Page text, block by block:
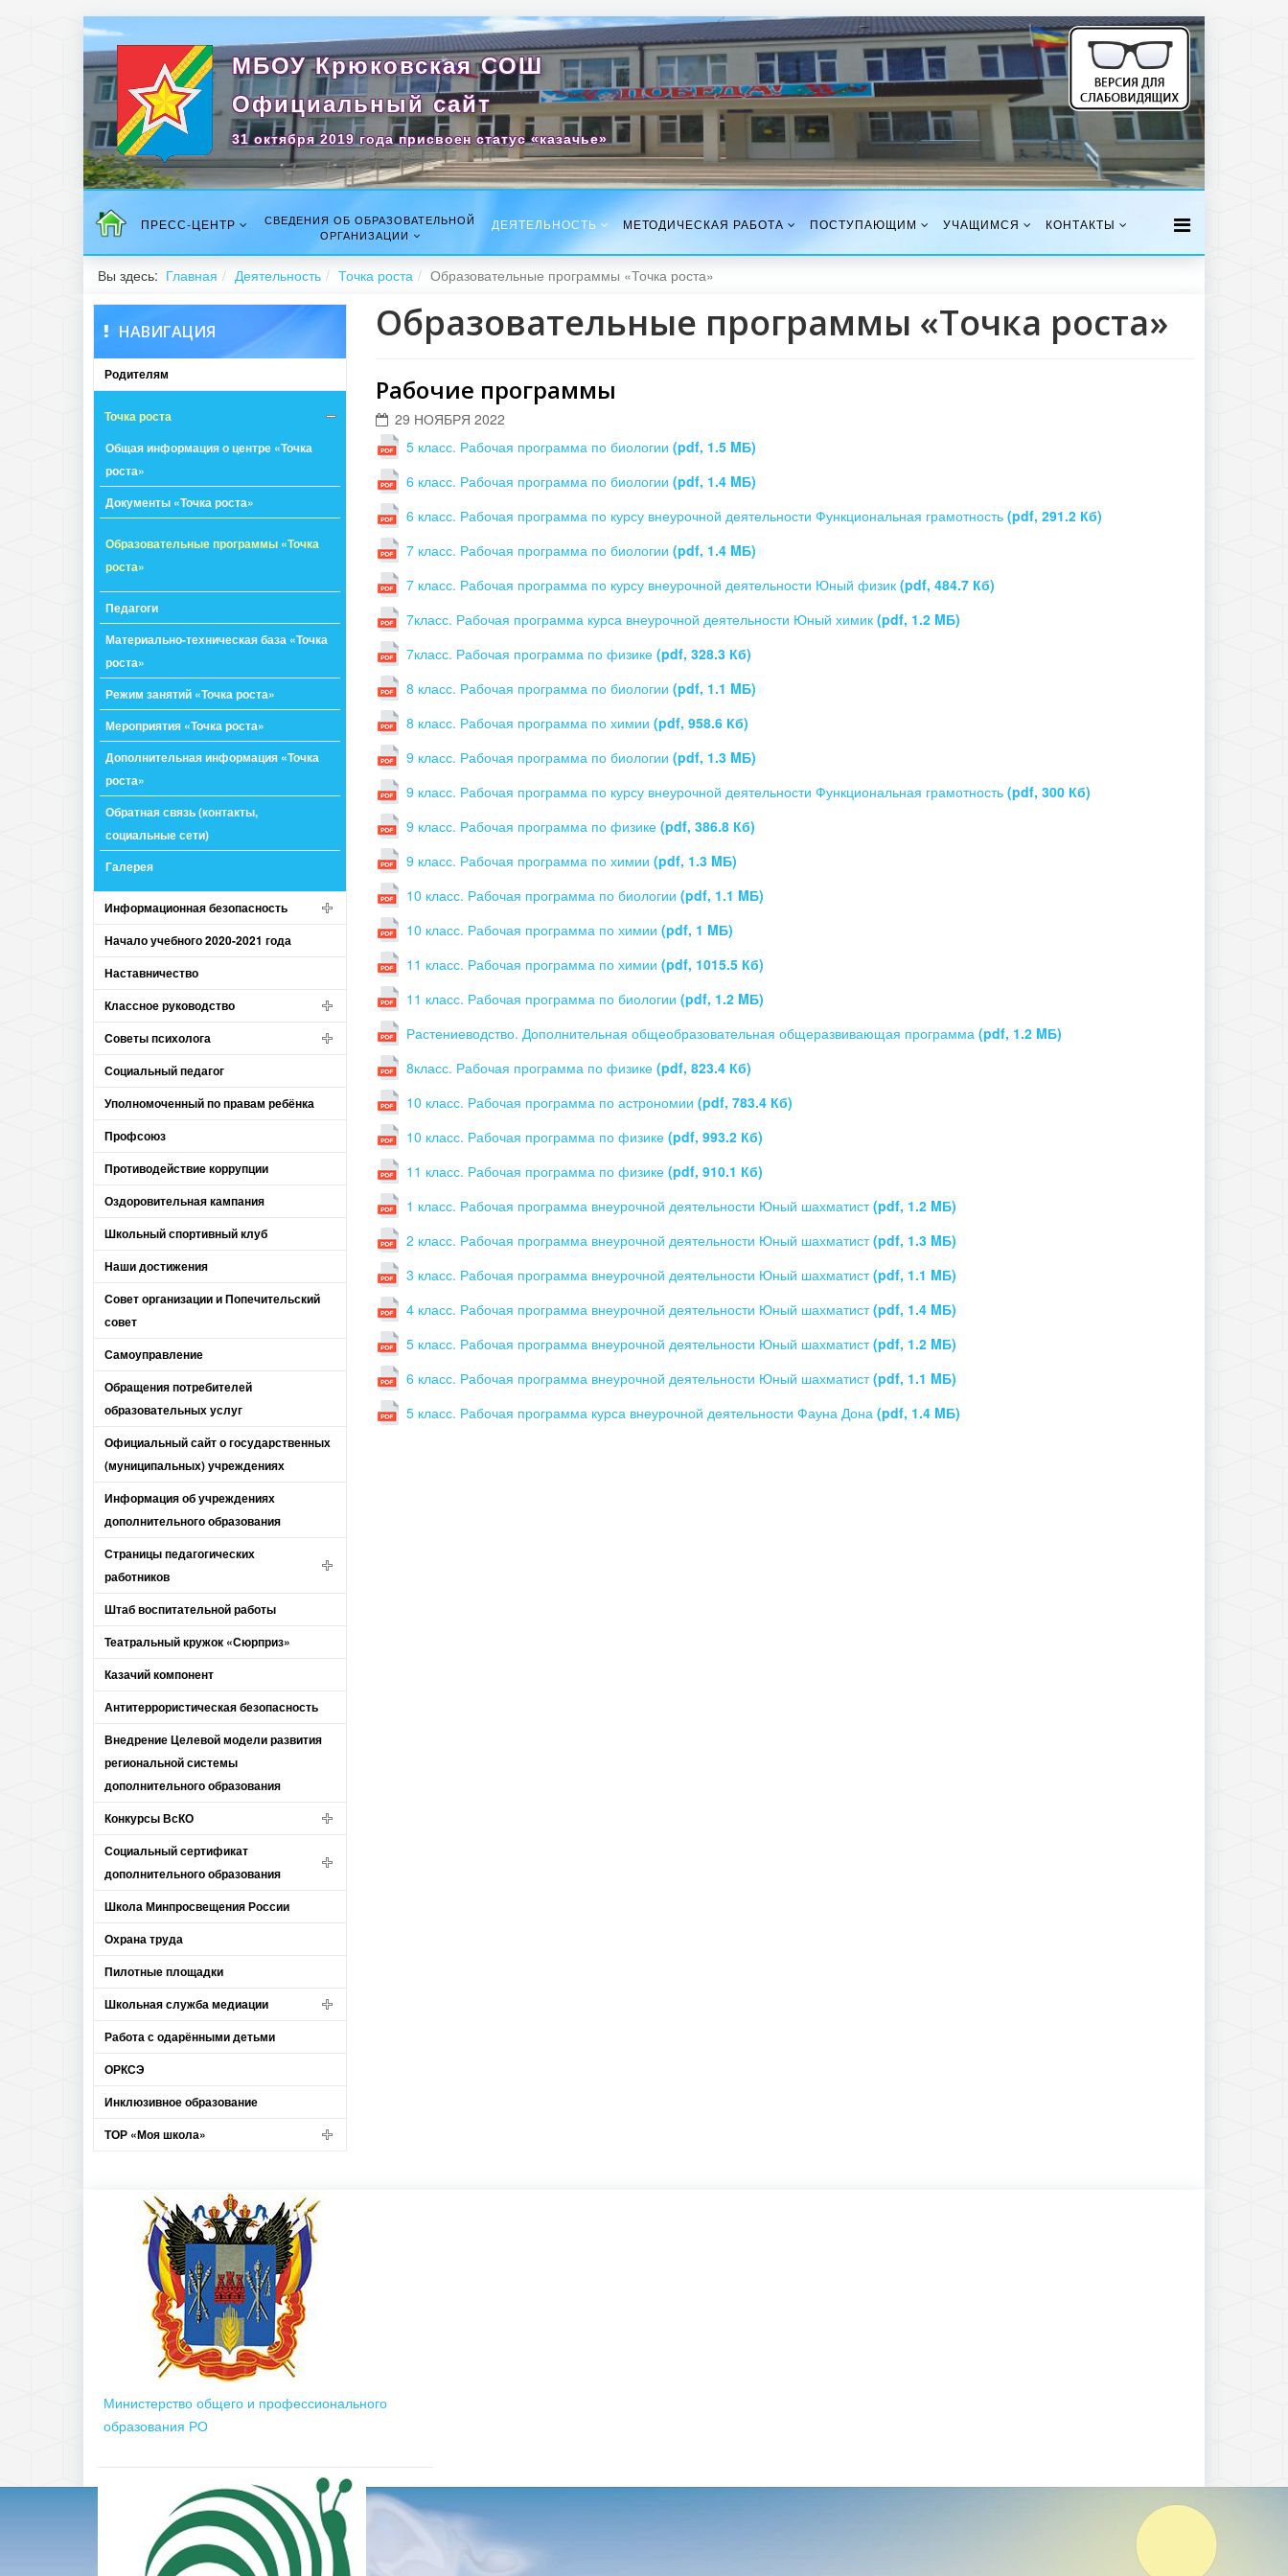
МБОУ Крюковская СОШ
Официальный сайт
31 октября 2019 года присвоен статус «казачье»
ПРЕСС-ЦЕНТР
СВЕДЕНИЯ ОБ ОБРАЗОВАТЕЛЬНОЙ
ОРГАНИЗАЦИИ
ДЕЯТЕЛЬНОСТЬ МЕТОДИЧЕСКАЯ РАБОТА ПОСТУПАЮЩИМ УЧАЩИМСЯ КОНТАКТЫ
Вы здесь: Главная Деятельность Точка роста Образовательные программы «Точка роста»
НАВИГАЦИЯ
Родителям
Точка роста
Общая информация о центре «Точка
роста»
Документы «Точка роста»
Образовательные программы «Точка
роста»
Педагоги
Материально-техническая база «Точка
роста»
Режим занятий «Точка роста»
Мероприятия «Точка роста»
Дополнительная информация «Точка
роста»
Обратная связь (контакты,
социальные сети)
Галерея
Информационная безопасность
Начало учебного 2020-2021 года
Наставничество
Классное руководство
Советы психолога
Социальный педагог
Уполномоченный по правам ребёнка
Профсоюз
Противодействие коррупции
Оздоровительная кампания
Школьный спортивный клуб
Наши достижения
Совет организации и Попечительский
совет
Самоуправление
Обращения потребителей
образовательных услуг
Официальный сайт о государственных
(муниципальных) учреждениях
Информация об учреждениях
дополнительного образования
Страницы педагогических
работников
Штаб воспитательной работы
Театральный кружок «Сюрприз»
Казачий компонент
Антитеррористическая безопасность
Внедрение Целевой модели развития
региональной системы
дополнительного образования
Конкурсы ВсКО
Социальный сертификат
дополнительного образования
Школа Минпросвещения России
Охрана труда
Пилотные площадки
Школьная служба медиации
Работа с одарёнными детьми
ОРКСЭ
Инклюзивное образование
ТОР «Моя школа»
Образовательные программы «Точка роста»
Рабочие программы
29 НОЯБРЯ 2022
5 класс. Рабочая программа по биологии (pdf, 1.5 MБ)
6 класс. Рабочая программа по биологии (pdf, 1.4 MБ)
6 класс. Рабочая программа по курсу внеурочной деятельности Функциональная грамотность (pdf, 291.2 Кб)
7 класс. Рабочая программа по биологии (pdf, 1.4 MБ)
7 класс. Рабочая программа по курсу внеурочной деятельности Юный физик (pdf, 484.7 Кб)
7класс. Рабочая программа курса внеурочной деятельности Юный химик (pdf, 1.2 MБ)
7класс. Рабочая программа по физике (pdf, 328.3 Кб)
8 класс. Рабочая программа по биологии (pdf, 1.1 MБ)
8 класс. Рабочая программа по химии (pdf, 958.6 Кб)
9 класс. Рабочая программа по биологии (pdf, 1.3 MБ)
9 класс. Рабочая программа по курсу внеурочной деятельности Функциональная грамотность (pdf, 300 Кб)
9 класс. Рабочая программа по физике (pdf, 386.8 Кб)
9 класс. Рабочая программа по химии (pdf, 1.3 MБ)
10 класс. Рабочая программа по биологии (pdf, 1.1 MБ)
10 класс. Рабочая программа по химии (pdf, 1 MБ)
11 класс. Рабочая программа по химии (pdf, 1015.5 Кб)
11 класс. Рабочая программа по биологии (pdf, 1.2 MБ)
Растениеводство. Дополнительная общеобразовательная общеразвивающая программа (pdf, 1.2 MБ)
8класс. Рабочая программа по физике (pdf, 823.4 Кб)
10 класс. Рабочая программа по астрономии (pdf, 783.4 Кб)
10 класс. Рабочая программа по физике (pdf, 993.2 Кб)
11 класс. Рабочая программа по физике (pdf, 910.1 Кб)
1 класс. Рабочая программа внеурочной деятельности Юный шахматист(pdf, 1.2 MБ)
2 класс. Рабочая программа внеурочной деятельности Юный шахматист(pdf, 1.3 MБ)
3 класс. Рабочая программа внеурочной деятельности Юный шахматист(pdf, 1.1 MБ)
4 класс. Рабочая программа внеурочной деятельности Юный шахматист(pdf, 1.4 MБ)
5 класс. Рабочая программа внеурочной деятельности Юный шахматист(pdf, 1.2 MБ)
6 класс. Рабочая программа внеурочной деятельности Юный шахматист(pdf, 1.1 MБ)
5 класс. Рабочая программа курса внеурочной деятельности Фауна Дона (pdf, 1.4 MБ)
Министерство общего и профессионального
образования РО